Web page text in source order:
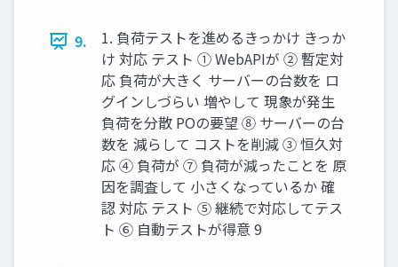
9.
1. 負荷テストを進めるきっかけ きっか
け 対応 テスト ① WebAPIが ② 暫定対
応 負荷が大きく サーバーの台数を ロ
グインしづらい 増やして 現象が発生
負荷を分散 POの要望 ⑧ サーバーの台
数を 減らして コストを削減 ③ 恒久対
応 ④ 負荷が ⑦ 負荷が減ったことを 原
因を調査して 小さくなっているか 確
認 対応 テスト ⑤ 継続で対応してテス
ト ⑥ 自動テストが得意 9